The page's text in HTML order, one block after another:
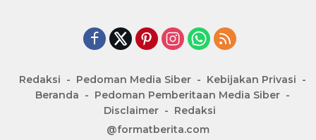
Redaksi Pedoman Media Siber
Kebijakan Privasi
Beranda
Pedoman Pemberitaan Media Siber
Disclaimer
Redaksi
@formatberita.com